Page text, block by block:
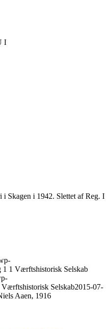
I
i Skagen i 1942. Slettet af Reg. I
1 1 Værftshistorisk Selskab
Værftshistorisk Selskab2015-07-
Aaen, 1916